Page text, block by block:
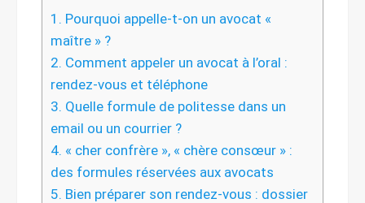
1. Pourquoi appelle-t-on un avocat «
maître » ?
2. Comment appeler un avocat à l’oral :
rendez-vous et téléphone
3. Quelle formule de politesse dans un
email ou un courrier ?
4. « cher confrère », « chère consœur » :
des formules réservées aux avocats
5. Bien préparer son rendez-vous : dossier